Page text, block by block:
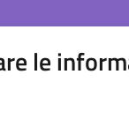
le